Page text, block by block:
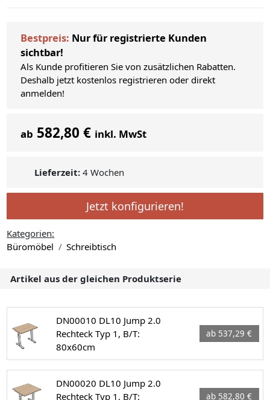
Bestpreis: Nur für registrierte Kunden
sichtbar!
Als Kunde profitieren Sie von zusätzlichen Rabatten.
Deshalb jetzt kostenlos registrieren oder direkt
anmelden!
ab 582,80 € inkl. MwSt
Lieferzeit: 4 Wochen
Jetzt konfigurieren!
Kategorien:
Büromöbel
Schreibtisch
Artikel aus der gleichen Produktserie
DN00010 DL10 Jump 2.0
Rechteck Typ 1, B/T:
80x60cm
ab 537,29 €
DN00020 DL10 Jump 2.0
Rechteck Typ 1, B/T:
ab 582,80 €